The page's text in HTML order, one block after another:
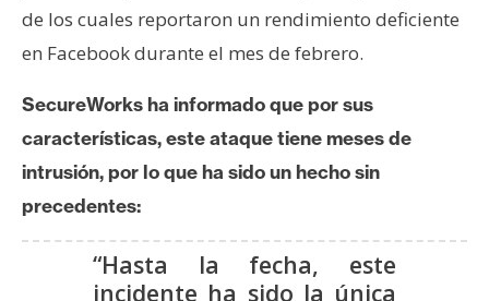
i
s
s
N
o
t
de los cuales reportaron un rendimiento deficiente
en Facebook durante el mes de febrero.
SecureWorks ha informado que por sus
características, este ataque tiene meses de
intrusión, por lo que ha sido un hecho sin
precedentes:
“Hasta la fecha, este
incidente ha sido la única